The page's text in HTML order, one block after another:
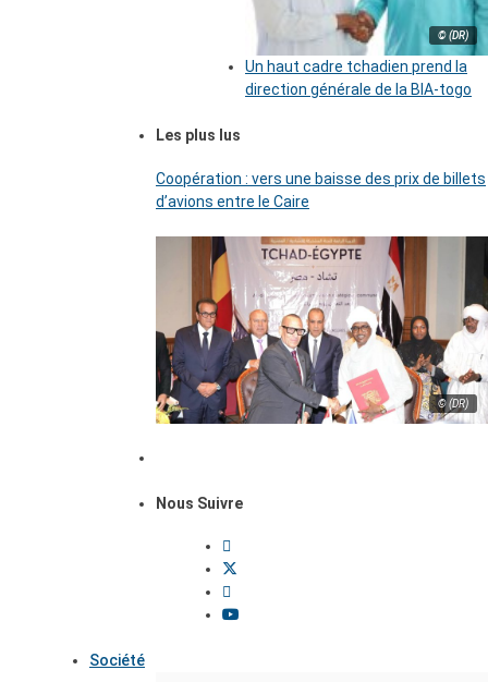
© (DR)
Un haut cadre tchadien prend la
direction générale de la BIA-togo
Les plus lus
Coopération : vers une baisse des prix de billets
d’avions entre le Caire
© (DR)
Nous Suivre
Société